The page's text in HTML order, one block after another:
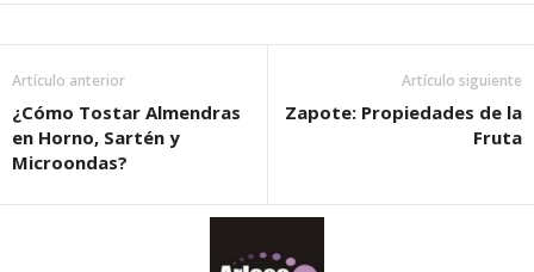
Artículo anterior
¿Cómo Tostar Almendras
en Horno, Sartén y
Microondas?
Artículo siguiente
Zapote: Propiedades de la
Fruta